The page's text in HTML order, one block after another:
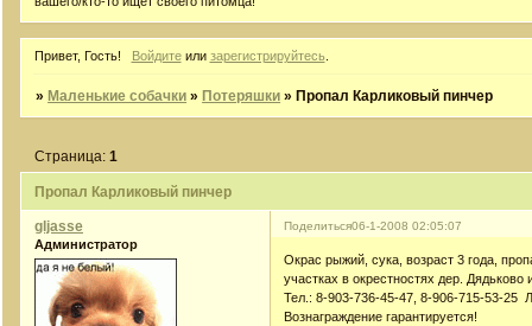
Привет, Гость! Войдитеили зарегистрируйтесь
» Маленькие собачки » Потеряшки » Пропал Карликовый пинчер
Пропал Карликовый пинчер
Страница:1
Поделиться06-1-2008 02:05:07
gljasse
Администратор
Окрас рыжий, сука, возраст 3 года,
участках в окрестностях дер.
Тел.: 8-903-736-45-47, 8-906-715-53-25
Вознаграждение гарантируется!